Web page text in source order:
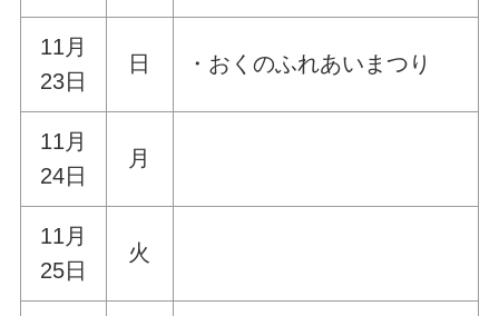
11月
23日
日 ・おくのふれあいまつり
11月
24日
月
11月
25日
火